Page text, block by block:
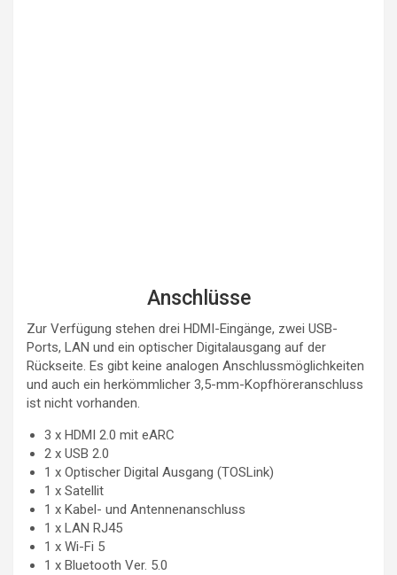
Anschlüsse
Zur Verfügung stehen drei HDMI-Eingänge, zwei USB-
Ports, LAN und ein optischer Digitalausgang auf der
Rückseite. Es gibt keine analogen Anschlussmöglichkeiten
und auch ein herkömmlicher 3,5-mm-Kopfhöreranschluss
ist nicht vorhanden.
3 x HDMI 2.0 mit eARC
2 x USB 2.0
1 x Optischer Digital Ausgang (TOSLink)
1 x Satellit
1 x Kabel- und Antennenanschluss
1 x LAN RJ45
1 x Wi-Fi 5
1 x Bluetooth Ver. 5.0